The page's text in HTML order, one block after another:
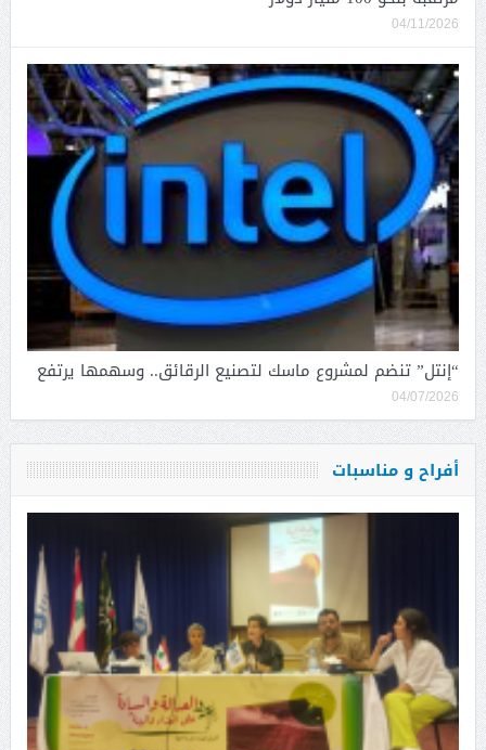
04/11/2026
“إنتل” تنضم لمشروع ماسك لتصنيع الرقائق.. وسهمها يرتفع
04/07/2026
أفراح و مناسبات